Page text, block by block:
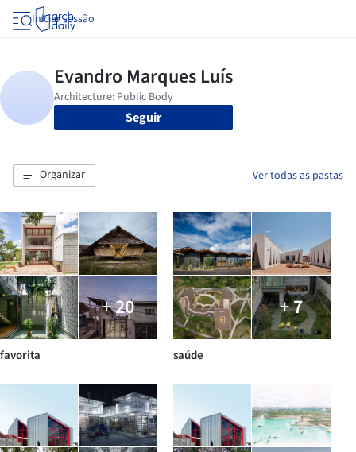
Iniciar sessão
Seguir
Organizar Ver todas as pastas
+ 20
favorita
+ 7
saúde